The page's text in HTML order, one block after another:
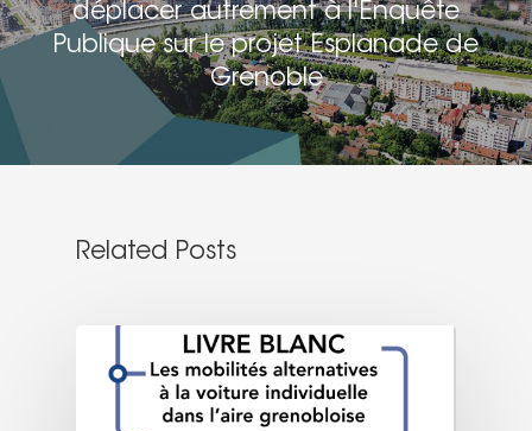
déplacer autrement à l'Enquête
Publique sur le projet Esplanade de
Grenoble
Related Posts